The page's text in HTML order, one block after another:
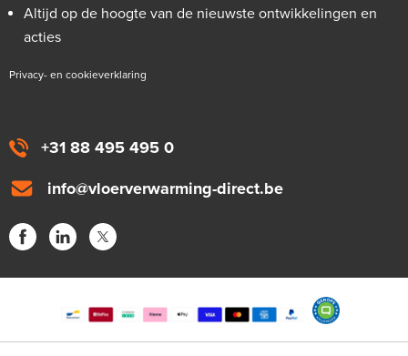
+31 88 495 495 0
info@vloerverwarming-direct.be
Altijd op de hoogte van de nieuwste ontwikkelingen en
acties
Privacy- en cookieverklaring